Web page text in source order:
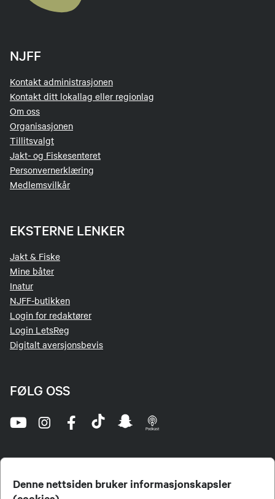
Denne nettsiden bruker informasjonskapsler
NJFF
Kontakt administrasjonen
Kontakt ditt lokallag eller regionlag
Om oss
Organisasjonen
Tillitsvalgt
Jakt- og Fiskesenteret
Personvernerklæring
Medlemsvilkår
EKSTERNE LENKER
Jakt & Fiske
Mine båter
Inatur
NJFF-butikken
Login for redaktører
Login LetsReg
Digitalt aversjonsbevis
FØLG OSS